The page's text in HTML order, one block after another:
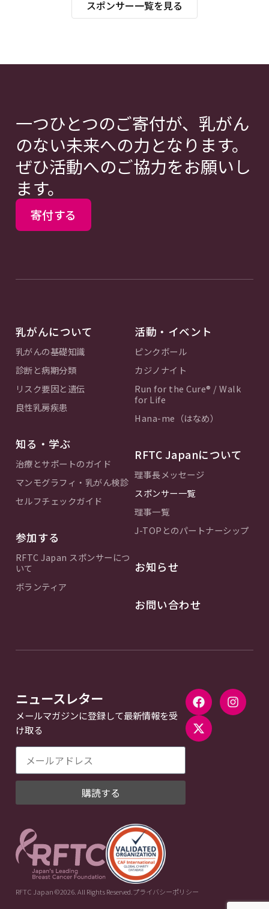
スポンサー一覧を見る
一つひとつのご寄付が、乳がん
のない未来への力となります。
ぜひ活動へのご協力をお願いし
ます。
寄付する
乳がんについて
乳がんの基礎知識
診断と病期分類
リスク要因と遺伝
良性乳房疾患
知る・学ぶ
治療とサポートのガイド
マンモグラフィ・乳がん検診
セルフチェックガイド
参加する
RFTC Japan スポンサーにつ
いて
ボランティア
活動・イベント
ピンクボール
カジノナイト
Run for the Cure® / Walk
for Life
Hana-me（はなめ）
RFTC Japanについて
理事長メッセージ
スポンサー一覧
理事一覧
J-TOPとのパートナーシップ
お知らせ
お問い合わせ
ニュースレター
メールマガジンに登録して最新情報を受
け取る
購読する
RFTC Japan ©2026. All Rights Reserved. プライバシーポリシー